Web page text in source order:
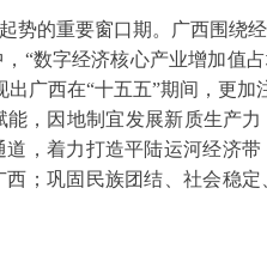
势的重要窗口期。广西围绕
“数字经济核心产业增加值
广西在“十五五”期间，更加
能，因地制宜发展新质生产
，着力打造平陆运河经济
；巩固民族团结、社会稳